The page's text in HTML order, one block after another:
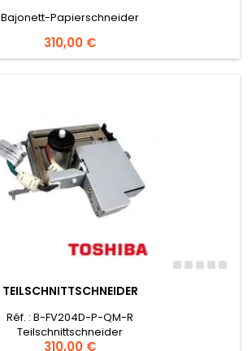
Bajonett-Papierschneider
Preis
310,00 €
TEILSCHNITTSCHNEIDER
Réf. : B-FV204D-P-QM-R
Teilschnittschneider
Preis
310,00 €